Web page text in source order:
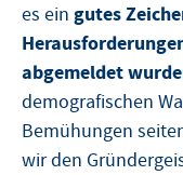
es ein gutes
abgemeldet
demografischen
Bemühungen
wir den